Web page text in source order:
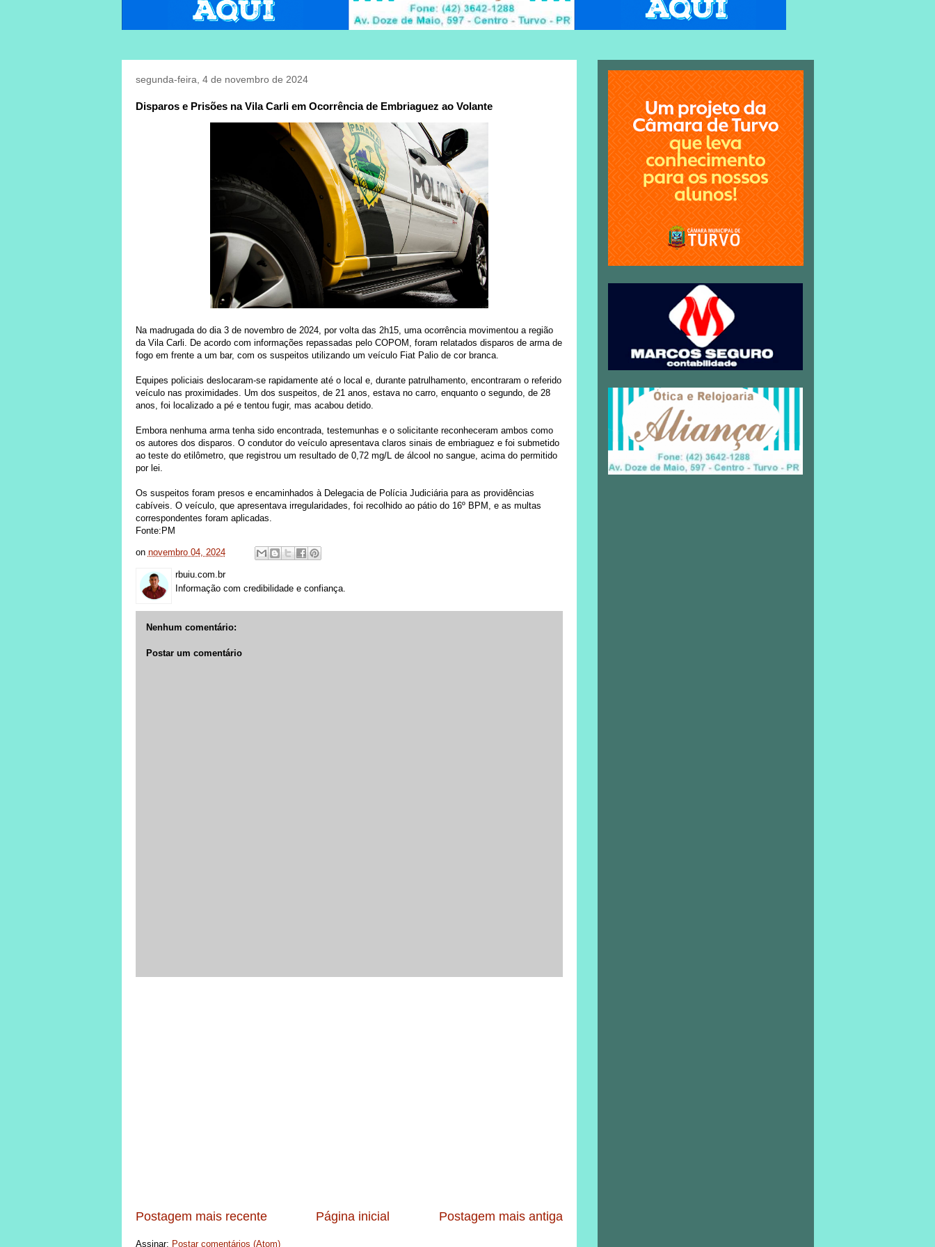
segunda-feira, 4 de novembro de 2024
Disparos e Prisões na Vila Carli em Ocorrência de Embriaguez ao Volante
Na madrugada do dia 3 de novembro de 2024, por volta das 2h15, uma ocorrência movimentou a região
da Vila Carli. De acordo com informações repassadas pelo COPOM, foram relatados disparos de arma de
fogo em frente a um bar, com os suspeitos utilizando um veículo Fiat Palio de cor branca.
Equipes policiais deslocaram-se rapidamente até o local e, durante patrulhamento, encontraram o referido
veículo nas proximidades. Um dos suspeitos, de 21 anos, estava no carro, enquanto o segundo, de 28
anos, foi localizado a pé e tentou fugir, mas acabou detido.
Embora nenhuma arma tenha sido encontrada, testemunhas e o solicitante reconheceram ambos como
os autores dos disparos. O condutor do veículo apresentava claros sinais de embriaguez e foi submetido
ao teste do etilômetro, que registrou um resultado de 0,72 mg/L de álcool no sangue, acima do permitido
por lei.
Os suspeitos foram presos e encaminhados à Delegacia de Polícia Judiciária para as providências
cabíveis. O veículo, que apresentava irregularidades, foi recolhido ao pátio do 16º BPM, e as multas
correspondentes foram aplicadas.
Fonte:PM
on novembro 04, 2024
rbuiu.com.br
Informação com credibilidade e confiança.
Nenhum comentário:
Postar um comentário
Postagem mais recente Postagem mais antiga
Página inicial
Assinar: Postar comentários (Atom)